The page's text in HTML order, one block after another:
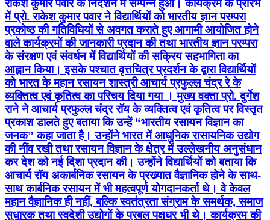
राकेश कुमार पवार के निर्देशन में सम्पन्न हुआ। कार्यक्रम के प्रारंभ
में प्रो. राकेश कुमार पवार ने विद्यार्थियों को भारतीय ज्ञान परम्परा
प्रकोष्ठ की गतिविधियों से अवगत कराते हुए आगामी आयोजित होने
वाले कार्यक्रमों की जानकारी प्रदान की तथा भारतीय ज्ञान परम्परा
के संरक्षण एवं संवर्धन में विद्यार्थियों की सक्रिय सहभागिता का
आह्वान किया। इसके पश्चात वृत्तचित्र प्रदर्शन के द्वारा विद्यार्थियों
को भारत के महान रसायन शास्त्री आचार्य प्रफुल्ल चंद्र रे के
व्यक्तित्व एवं कृतित्व का परिचय दिया गया । मुख्य वक्ता प्रो. दुर्गेश
राने ने आचार्य प्रफुल्ल चंद्र रॉय के व्यक्तित्व एवं कृतित्व पर विस्तृत
प्रकाश डालते हुए बताया कि उन्हें “भारतीय रसायन विज्ञान का
जनक” कहा जाता है। उन्होंने भारत में आधुनिक रासायनिक उद्योग
की नींव रखी तथा रसायन विज्ञान के क्षेत्र में उल्लेखनीय अनुसंधान
कर देश को नई दिशा प्रदान की। उन्होंने विद्यार्थियों को बताया कि
आचार्य रॉय अकार्बनिक रसायन के प्रख्यात वैज्ञानिक होने के साथ-
साथ कार्बनिक रसायन में भी महत्वपूर्ण योगदानकर्ता थे। वे केवल
महान वैज्ञानिक ही नहीं, बल्कि स्वतंत्रता संग्राम के समर्थक, समाज
सुधारक तथा स्वदेशी उद्योगों के प्रबल पक्षधर भी थे। कार्यक्रम की